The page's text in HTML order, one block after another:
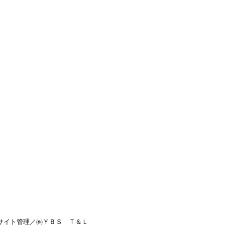
イト管理／㈱ＹＢＳ Ｔ＆Ｌ